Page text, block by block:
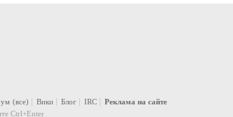
(все) Вики Блог IRC
Реклама на сайте
Ctrl+Enter